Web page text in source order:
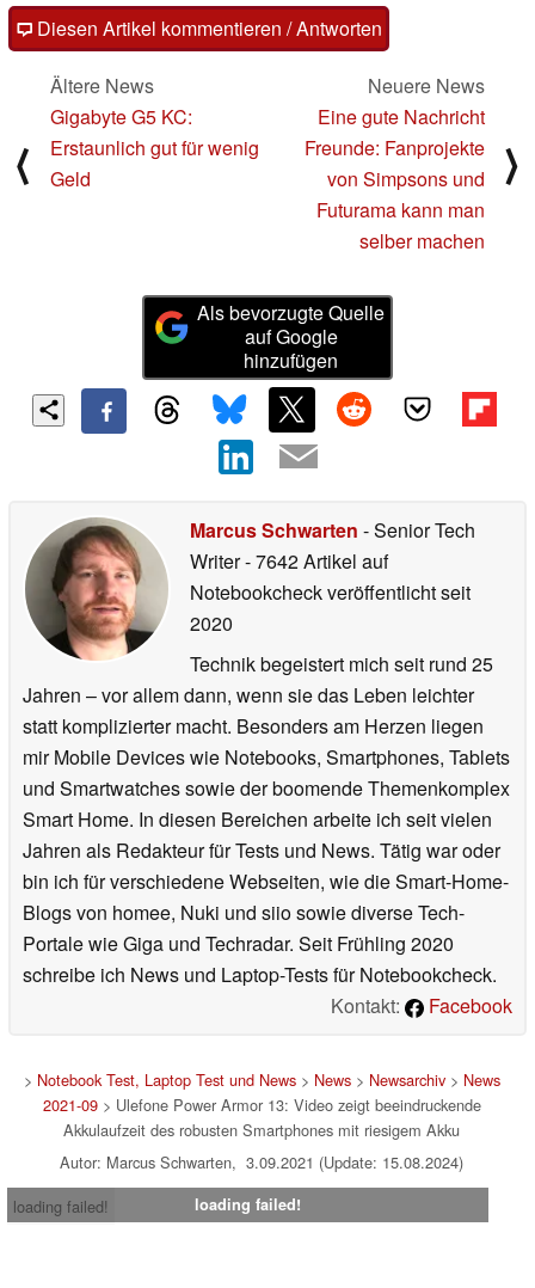
Diesen Artikel kommentieren / Antworten
⟨
Ältere News
Gigabyte G5 KC:
Erstaunlich gut für wenig
Geld
Neuere News
Eine gute Nachricht
Freunde: Fanprojekte
von Simpsons und
Futurama kann man
selber machen
⟩
Als bevorzugte Quelle
auf Google
hinzufügen
Marcus Schwarten - Senior Tech
Writer- 7642 Artikel auf
Notebookcheck veröffentlichtseit
2020
Technik begeistert mich seit rund 25
Jahren – vor allem dann, wenn sie das Leben leichter
statt komplizierter macht. Besonders am Herzen liegen
mir Mobile Devices wie Notebooks, Smartphones, Tablets
und Smartwatches sowie der boomende Themenkomplex
Smart Home. In diesen Bereichen arbeite ich seit vielen
Jahren als Redakteur für Tests und News. Tätig war oder
bin ich für verschiedene Webseiten, wie die Smart-Home-
Blogs von homee, Nuki und siio sowie diverse Tech-
Portale wie Giga und Techradar. Seit Frühling 2020
schreibe ich News und Laptop-Tests für Notebookcheck.
Kontakt:
Facebook
> Notebook Test, Laptop Test und News> News> Newsarchiv> News
2021-09> Ulefone Power Armor 13: Video zeigt beeindruckende
Akkulaufzeit des robusten Smartphones mit riesigem Akku
Autor: Marcus Schwarten, 3.09.2021 (Update: 15.08.2024)
loading failed!
loading failed!